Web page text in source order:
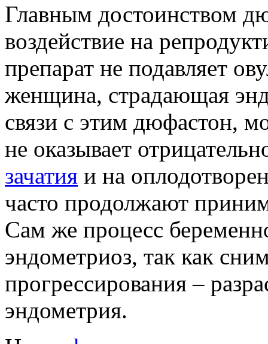
Главным достоинством
воздействие на
препарат не подавляет
женщина, страдающая
связи с этим дюфастон,
не оказывает
зачатия и на
часто продолжают
Сам же процесс
эндометриоз, так как
прогрессирования –
эндометрия.